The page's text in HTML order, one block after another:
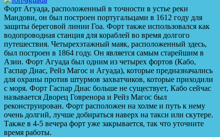
Форт Агуада, расположенный в точности в устье реки
Мандови, он был построен португальцами в 1612 году для
защиты береговой линии Гоа. Форт также использовался как
водопроводная станция для кораблей во время долгого
путешествия. Четырехэтажный маяк, расположенный здесь,
был построен в 1864 году. Он является самым старейшим в
Азии. Форт Агуада был одним из четырех фортов (Кабо,
Гаспар Диас, Рейз Магос и Агуада), которые предназначались
для охраны против штурмов захватчиков, которые приходили
с моря. Форт Гаспар Диас больше не существует, Кабо сейчас
называется Дворец Говренора и Рейз Магос был
реконструирован. Форт расположен на холме и путь к нему
очень долгий, лучше добираться наверх на такси или скутере.
Также в 4-5 вечера форт уже закрывается, так что уточните
время работы.